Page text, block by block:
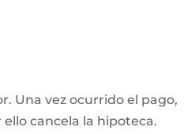
Una vez ocurrido el pago,
cancela la hipoteca.